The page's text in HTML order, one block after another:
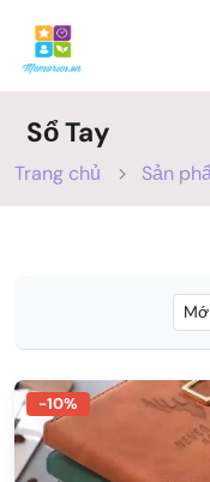
Sổ Tay
Trang chủ Sản
-10%